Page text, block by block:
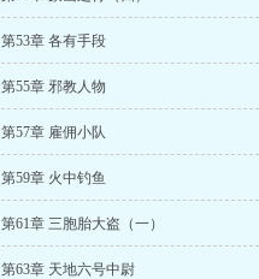
第53章 各有手段
第55章 邪教人物
第57章 雇佣小队
第59章 火中钓鱼
第61章 三胞胎大盗（一）
第63章 天地六号中尉